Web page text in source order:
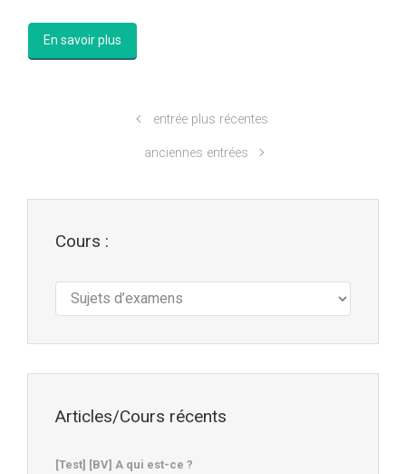
En savoir plus
entrée plus récentes
anciennes entrées
Cours :
Articles/Cours récents
[Test] [BV] A qui est-ce ?